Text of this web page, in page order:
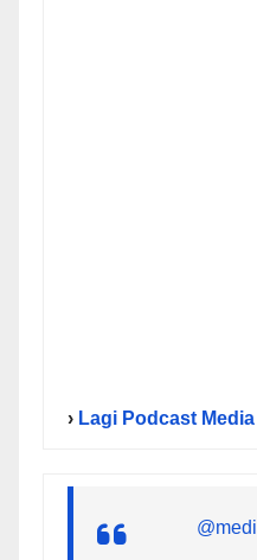
› Lagi Podcast